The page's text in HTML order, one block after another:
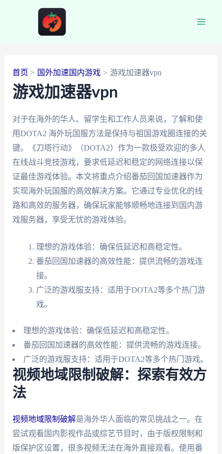
首页 国外加速国内游戏 游戏加速器vpn
游戏加速器vpn
对于在海外的华人、留学生和工作人员来说，了解和使
用DOTA2 海外玩国服方法是保持与祖国游戏圈连接的关
键。《刀塔行动》（DOTA2）作为一款极受欢迎的多人
在线战斗竞技游戏，要求低延迟和稳定的网络连接以保
证最佳游戏体验。本文将重点介绍番茄回国加速器作为
实现海外玩国服的高效解决方案。它通过专业优化的线
路和高效的服务器，确保玩家能够顺畅地连接到国内游
戏服务器，享受无忧的游戏体验。
理想的游戏体验：确保低延迟和高稳定性。
番茄回国加速器的高效性能：提供流畅的游戏连
接。
广泛的游戏服支持：适用于DOTA2等多个热门游
戏。
理想的游戏体验：确保低延迟和高稳定性。
番茄回国加速器的高效性能：提供流畅的游戏连接。
广泛的游戏服支持：适用于DOTA2等多个热门游戏。
视频地域限制破解：探索有效方
法
视频地域限制破解是海外华人面临的常见挑战之一。在
尝试观看国内影视作品或综艺节目时，由于版权限制和
版保护区设置，很多视频无法在海外直接观看。使用番